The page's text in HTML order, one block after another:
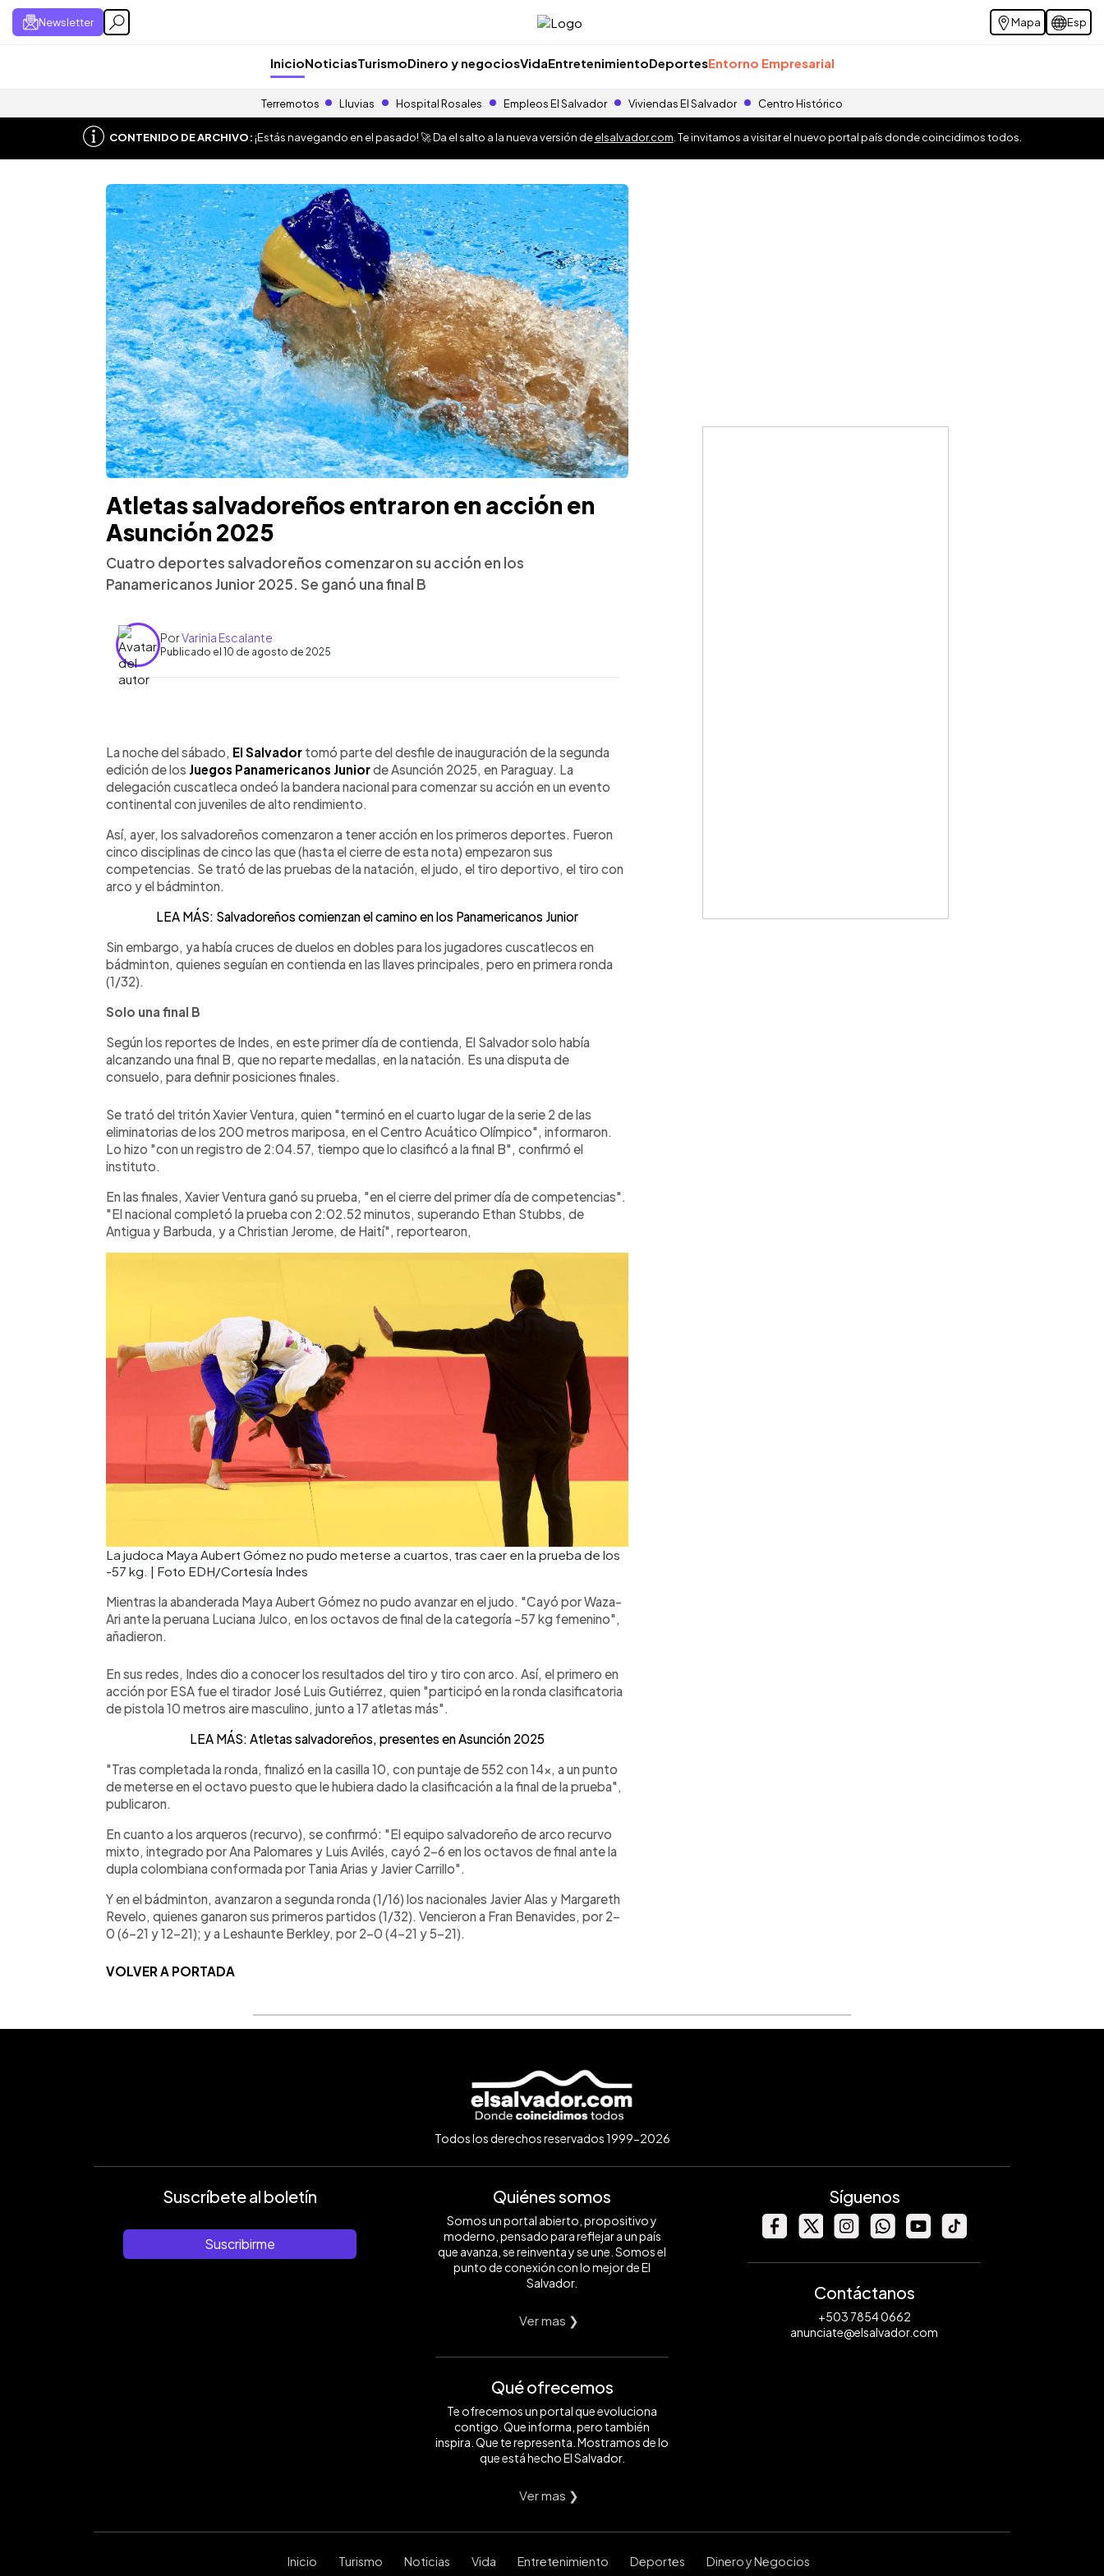
Newsletter Mapa Esp
InicioNoticiasTurismoDinero y negociosVidaEntretenimientoDeportesEntorno Empresarial
Terremotos Lluvias Hospital Rosales Empleos El Salvador Viviendas El Salvador Centro Histórico
CONTENIDO DE ARCHIVO:¡Estás navegando en el pasado! 🚀 Da el salto a la nueva versión deelsalvador.com . Te invitamos a visitar el nuevo portal país donde coincidimos todos.
Atletas salvadoreños entraron en acción en
Asunción 2025
Cuatro deportes salvadoreños comenzaron su acción en los
Panamericanos Junior 2025. Se ganó una final B
PorVarinia Escalante
Publicado el 10 de agosto de 2025
► Escuchar artículo
La noche del sábado, El Salvador tomó parte del desfile de inauguración de la segunda
edición de los Juegos Panamericanos Juniorde Asunción 2025, en Paraguay. La
delegación cuscatleca ondeó la bandera nacional para comenzar su acción en un evento
continental con juveniles de alto rendimiento.
Así, ayer, los salvadoreños comenzaron a tener acción en los primeros deportes. Fueron
cinco disciplinas de cinco las que (hasta el cierre de esta nota) empezaron sus
competencias. Se trató de las pruebas de la natación, el judo, el tiro deportivo, el tiro con
arco y el bádminton.
LEA MÁS: Salvadoreños comienzan el camino en los Panamericanos Junior
Sin embargo, ya había cruces de duelos en dobles para los jugadores cuscatlecos en
bádminton, quienes seguían en contienda en las llaves principales, pero en primera ronda
(1/32).
Solo una final B
Según los reportes de Indes, en este primer día de contienda, El Salvador solo había
alcanzando una final B, que no reparte medallas, en la natación. Es una disputa de
consuelo, para definir posiciones finales.
Se trató del tritón Xavier Ventura, quien "terminó en el cuarto lugar de la serie 2 de las
eliminatorias de los 200 metros mariposa, en el Centro Acuático Olímpico", informaron.
Lo hizo "con un registro de 2:04.57, tiempo que lo clasificó a la final B", confirmó el
instituto.
En las finales, Xavier Ventura ganó su prueba, "en el cierre del primer día de competencias".
"El nacional completó la prueba con 2:02.52 minutos, superando Ethan Stubbs, de
Antigua y Barbuda, y a Christian Jerome, de Haití", reportearon,
La judoca Maya Aubert Gómez no pudo meterse a cuartos, tras caer en la prueba de los
-57 kg. | Foto EDH/Cortesía Indes
Mientras la abanderada Maya Aubert Gómez no pudo avanzar en el judo. "Cayó por Waza-
Ari ante la peruana Luciana Julco, en los octavos de final de la categoría -57 kg femenino",
añadieron.
En sus redes, Indes dio a conocer los resultados del tiro y tiro con arco. Así, el primero en
acción por ESA fue el tirador José Luis Gutiérrez, quien "participó en la ronda clasificatoria
de pistola 10 metros aire masculino, junto a 17 atletas más".
LEA MÁS: Atletas salvadoreños, presentes en Asunción 2025
"Tras completada la ronda, finalizó en la casilla 10, con puntaje de 552 con 14x, a un punto
de meterse en el octavo puesto que le hubiera dado la clasificación a la final de la prueba",
publicaron.
En cuanto a los arqueros (recurvo), se confirmó: "El equipo salvadoreño de arco recurvo
mixto, integrado por Ana Palomares y Luis Avilés, cayó 2-6 en los octavos de final ante la
dupla colombiana conformada por Tania Arias y Javier Carrillo".
Y en el bádminton, avanzaron a segunda ronda (1/16) los nacionales Javier Alas y Margareth
Revelo, quienes ganaron sus primeros partidos (1/32). Vencieron a Fran Benavides, por 2-
0 (6-21 y 12-21); y a Leshaunte Berkley, por 2-0 (4-21 y 5-21).
VOLVER A PORTADA
Todos los derechos reservados 1999-2026
Suscríbete al boletín
Suscribirme
Quiénes somos
Somos un portal abierto, propositivo y
moderno, pensado para reflejar a un país
que avanza, se reinventa y se une. Somos el
punto de conexión con lo mejor de El
Salvador.
Ver mas ❯
Qué ofrecemos
Te ofrecemos un portal que evoluciona
contigo. Que informa, pero también
inspira. Que te representa. Mostramos de lo
que está hecho El Salvador.
Ver mas ❯
Síguenos
Contáctanos
+503 7854 0662
anunciate@elsalvador.com
Inicio Turismo Noticias Vida Entretenimiento Deportes Dinero y Negocios